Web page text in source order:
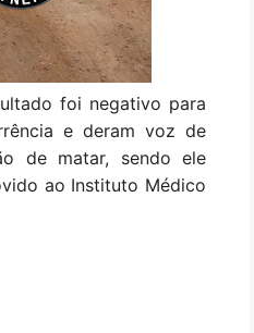
foi negativo para
e deram voz de
de matar, sendo ele
ao Instituto Médico